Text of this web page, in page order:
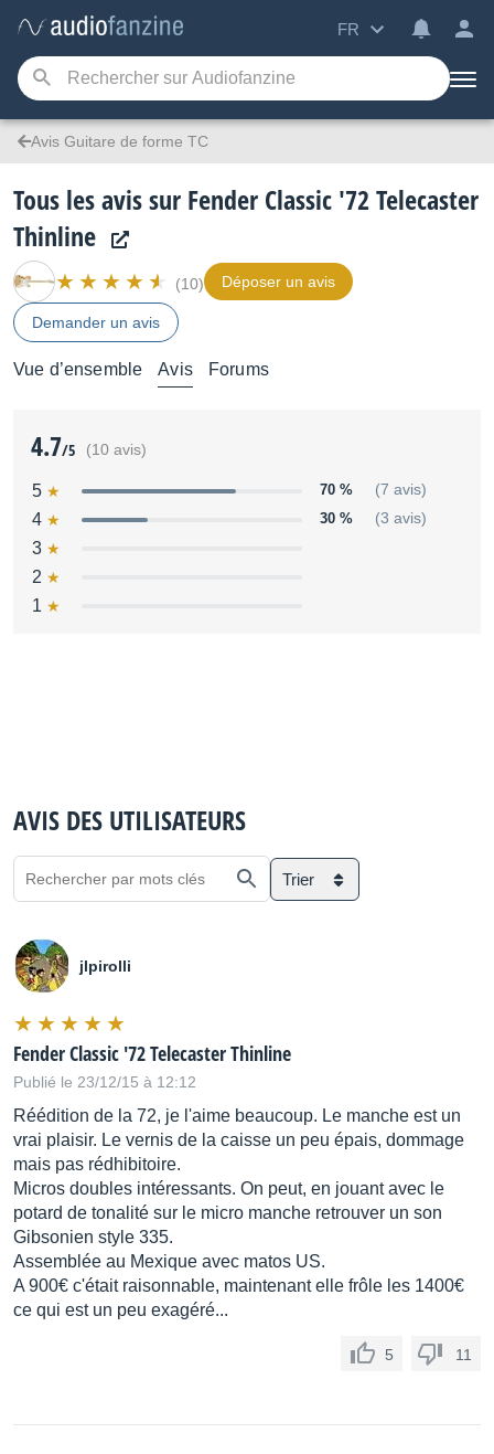
FR
Avis Guitare de forme TC
Tous les avis sur Fender Classic '72 Telecaster
Thinline
(10) Déposer un avis
Demander un avis
Vue d’ensemble Avis Forums
4.7/5 (10 avis)
5 70 % (7 avis)
4 30 % (3 avis)
3
2
1
AVIS DES UTILISATEURS
Trier
jlpirolli
Fender Classic '72 Telecaster Thinline
Publié le 23/12/15 à 12:12
Réédition de la 72, je l'aime beaucoup. Le manche est un
vrai plaisir. Le vernis de la caisse un peu épais, dommage
mais pas rédhibitoire.
Micros doubles intéressants. On peut, en jouant avec le
potard de tonalité sur le micro manche retrouver un son
Gibsonien style 335.
Assemblée au Mexique avec matos US.
A 900€ c'était raisonnable, maintenant elle frôle les 1400€
ce qui est un peu exagéré...
5 11